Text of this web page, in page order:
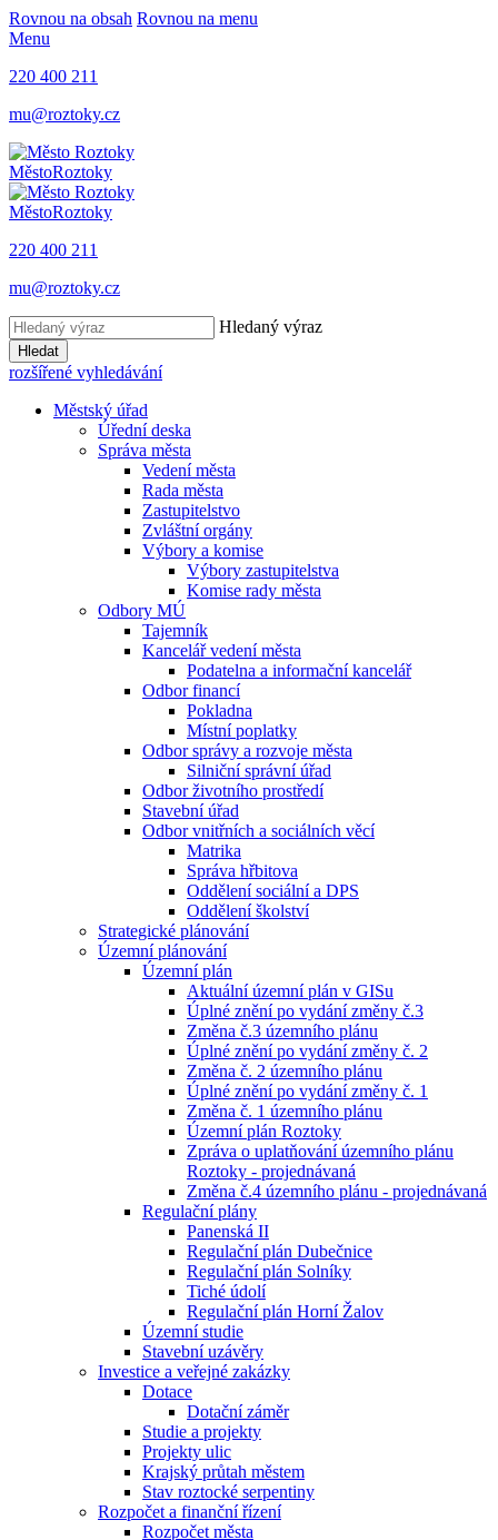
Rovnou na obsah Rovnou na menu
Menu
220 400 211
mu@roztoky.cz
MěstoRoztoky
MěstoRoztoky
220 400 211
mu@roztoky.cz
Hledaný výraz
Hledat
rozšířené vyhledávání
Městský úřad
Úřední deska
Správa města
Vedení města
Rada města
Zastupitelstvo
Zvláštní orgány
Výbory a komise
Výbory zastupitelstva
Komise rady města
Odbory MÚ
Tajemník
Kancelář vedení města
Podatelna a informační kancelář
Odbor financí
Pokladna
Místní poplatky
Odbor správy a rozvoje města
Silniční správní úřad
Odbor životního prostředí
Stavební úřad
Odbor vnitřních a sociálních věcí
Matrika
Správa hřbitova
Oddělení sociální a DPS
Oddělení školství
Strategické plánování
Územní plánování
Územní plán
Aktuální územní plán v GISu
Úplné znění po vydání změny č.3
Změna č.3 územního plánu
Úplné znění po vydání změny č. 2
Změna č. 2 územního plánu
Úplné znění po vydání změny č. 1
Změna č. 1 územního plánu
Územní plán Roztoky
Zpráva o uplatňování územního plánu
Roztoky - projednávaná
Změna č.4 územního plánu - projednávaná
Regulační plány
Panenská II
Regulační plán Dubečnice
Regulační plán Solníky
Tiché údolí
Regulační plán Horní Žalov
Územní studie
Stavební uzávěry
Investice a veřejné zakázky
Dotace
Dotační záměr
Studie a projekty
Projekty ulic
Krajský průtah městem
Stav roztocké serpentiny
Rozpočet a finanční řízení
Rozpočet města